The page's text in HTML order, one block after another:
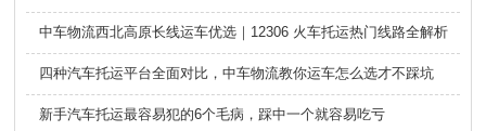
中车物流西北高原长线运车优选｜12306 火车托运热门线路全解析
四种汽车托运平台全面对比，中车物流教你运车怎么选才不踩坑
新手汽车托运最容易犯的6个毛病，踩中一个就容易吃亏